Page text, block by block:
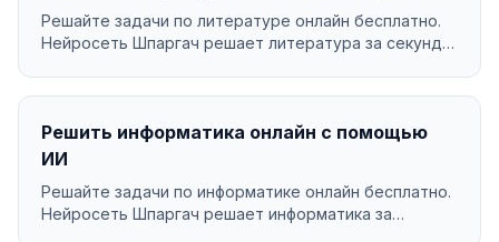
Решайте задачи по литературе онлайн бесплатно.
Нейросеть Шпаргач решает литература за секунды
Решить информатика онлайн с помощью
ИИ
Решайте задачи по информатике онлайн бесплатно.
Нейросеть Шпаргач решает информатика за